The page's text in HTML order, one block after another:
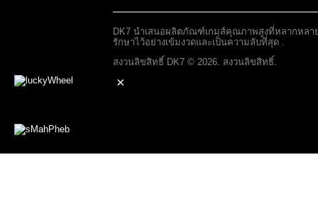
×
DK7 นำเสนอผลิตภัณฑ์เกมส์คุณภาพสูงที่หลากหลา
รักษาไว้อย่างเข้มงวดและเป็นความลับที่สุด .
สงวนลิขสิทธิ์ DK7 © 2026. สงวนลิขสิทธิ์.